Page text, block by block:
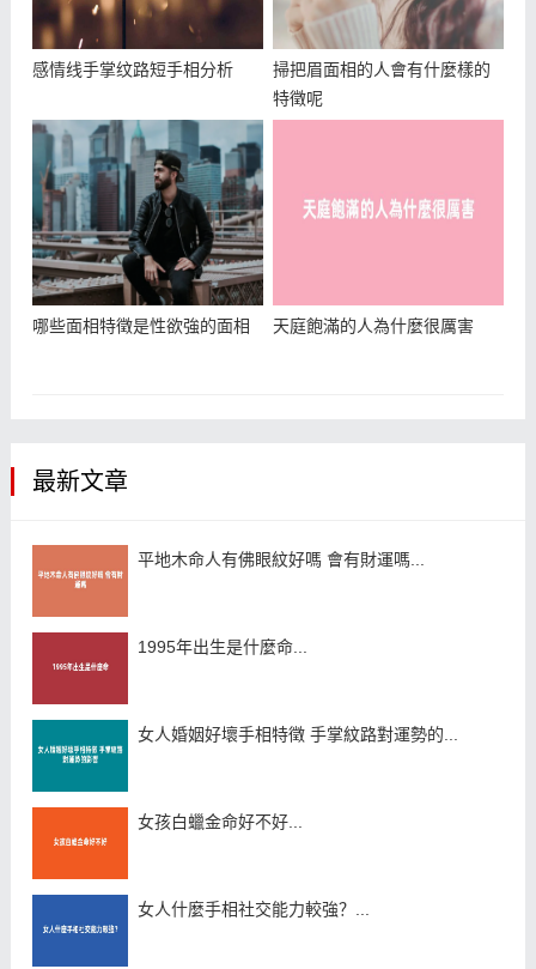
感情线手掌纹路短手相分析
掃把眉面相的人會有什麼樣的
特徵呢
哪些面相特徵是性欲強的面相 天庭飽滿的人為什麼很厲害
最新文章
平地木命人有佛眼紋好嗎 會有財運嗎...
1995年出生是什麼命...
女人婚姻好壞手相特徵 手掌紋路對運勢的...
女孩白蠟金命好不好...
女人什麼手相社交能力較強？...